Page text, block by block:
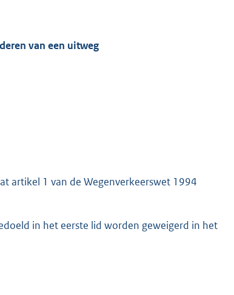
van een uitweg
artikel 1 van de Wegenverkeerswet 1994
in het eerste lid worden geweigerd in het